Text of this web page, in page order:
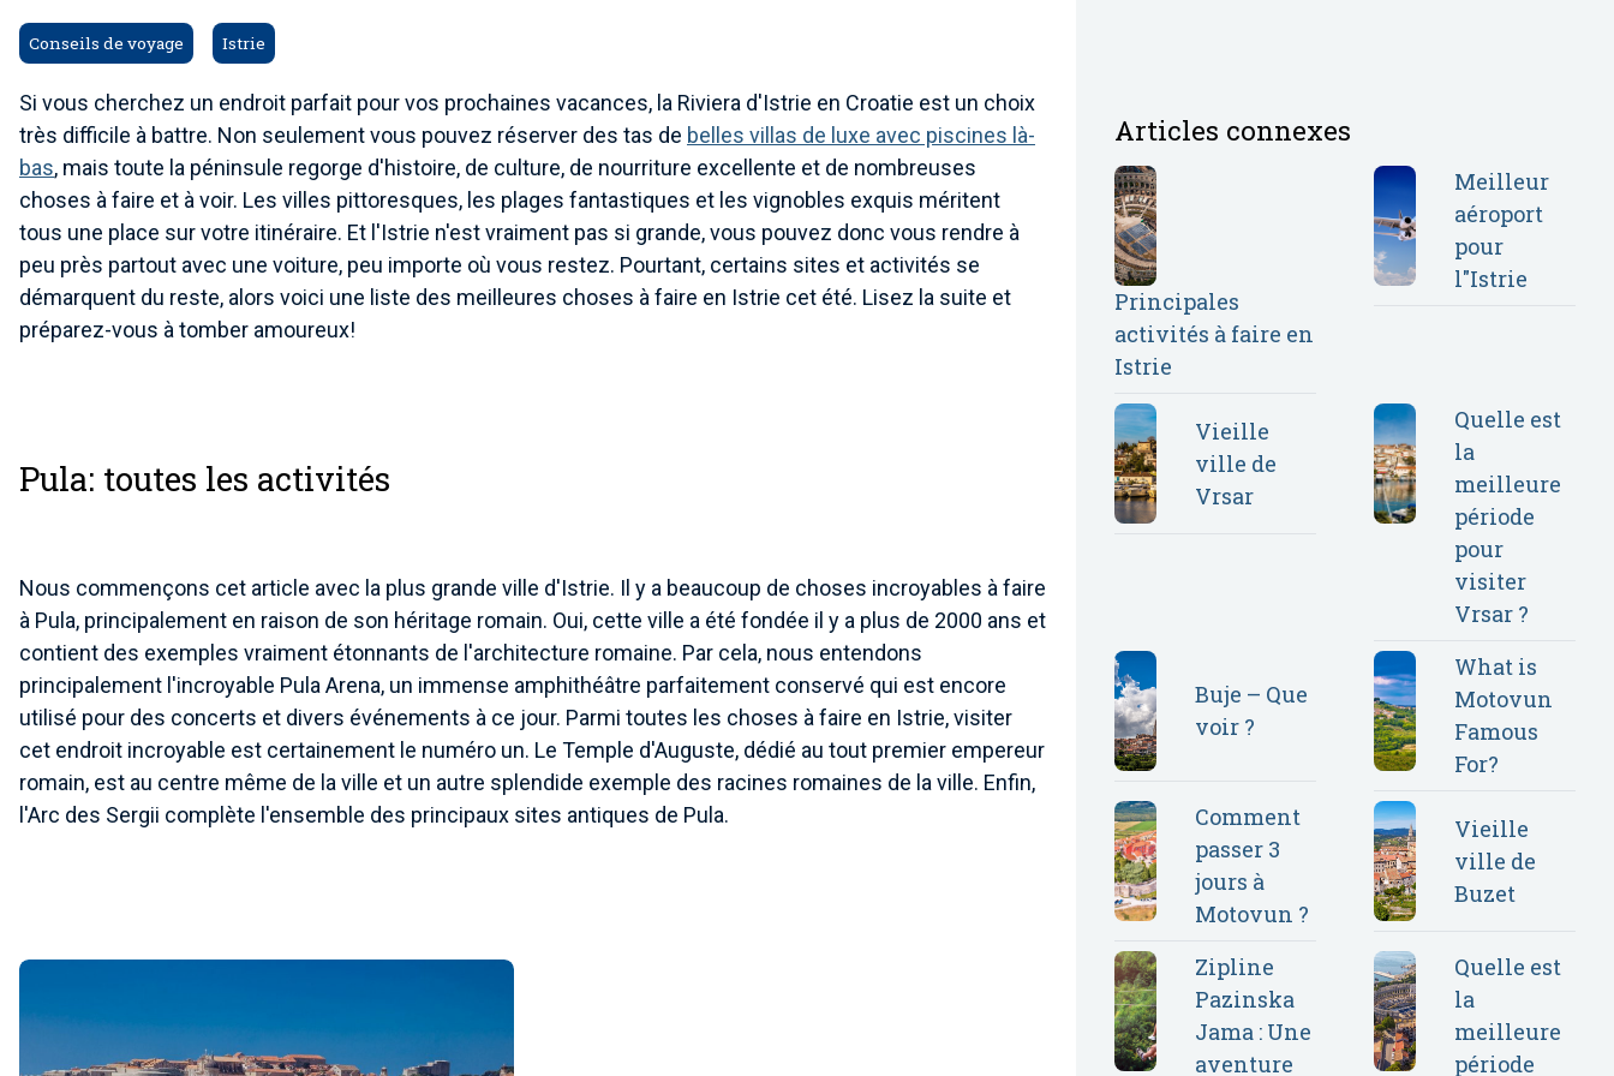
Conseils de voyage Istrie
Si vous cherchez un endroit parfait pour vos prochaines vacances, la Riviera d'Istrie en Croatie est un choix
très difficile à battre. Non seulement vous pouvez réserver des tas de belles villas de luxe avec piscines là-
bas, mais toute la péninsule regorge d'histoire, de culture, de nourriture excellente et de nombreuses
choses à faire et à voir. Les villes pittoresques, les plages fantastiques et les vignobles exquis méritent
tous une place sur votre itinéraire. Et l'Istrie n'est vraiment pas si grande, vous pouvez donc vous rendre à
peu près partout avec une voiture, peu importe où vous restez. Pourtant, certains sites et activités se
démarquent du reste, alors voici une liste des meilleures choses à faire en Istrie cet été. Lisez la suite et
préparez-vous à tomber amoureux!
Pula: toutes les activités
Nous commençons cet article avec la plus grande ville d'Istrie. Il y a beaucoup de choses incroyables à faire
à Pula, principalement en raison de son héritage romain. Oui, cette ville a été fondée il y a plus de 2000 ans et
contient des exemples vraiment étonnants de l'architecture romaine. Par cela, nous entendons
principalement l'incroyable Pula Arena, un immense amphithéâtre parfaitement conservé qui est encore
utilisé pour des concerts et divers événements à ce jour. Parmi toutes les choses à faire en Istrie, visiter
cet endroit incroyable est certainement le numéro un. Le Temple d'Auguste, dédié au tout premier empereur
romain, est au centre même de la ville et un autre splendide exemple des racines romaines de la ville. Enfin,
l'Arc des Sergii complète l'ensemble des principaux sites antiques de Pula.
Articles connexes
Principales
activités à faire en
Istrie
Meilleur
aéroport
pour
l"Istrie
Vieille
ville de
Vrsar
Quelle est
la
meilleure
période
pour
visiter
Vrsar ?
Buje – Que
voir ?
What is
Motovun
Famous
For?
Comment
passer 3
jours à
Motovun ?
Vieille
ville de
Buzet
Zipline
Pazinska
Jama : Une
aventure
Quelle est
la
meilleure
période